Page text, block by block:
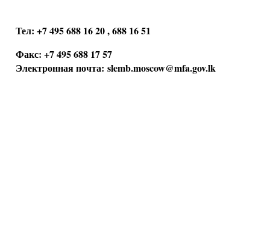
Тел: +7 495 688 16 20 , 688 16 51
Факс: +7 495 688 17 57
Электронная почта: slemb.moscow@mfa.gov.lk